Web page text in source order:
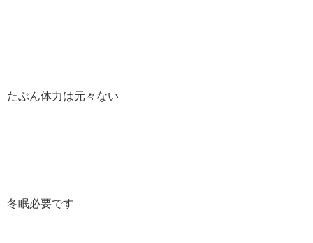
たぶん体力は元々ない
冬眠必要です